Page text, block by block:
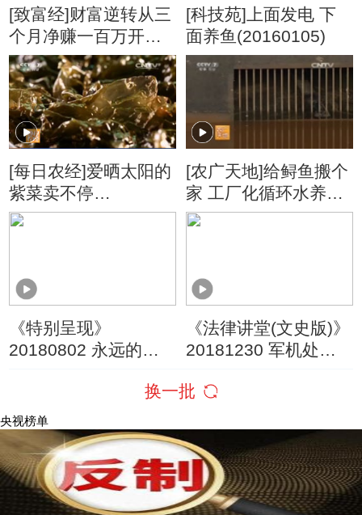
[致富经]财富逆转从三
个月净赚一百万开始
20161123
[科技苑]上面发电 下
面养鱼(20160105)
[每日农经]爱晒太阳的
紫菜卖不停
(20160226)
[农广天地]给鲟鱼搬个
家 工厂化循环水养鲟
鱼(20160108)
《特别呈现》
20180802 永远的军
《法律讲堂(文史版)》
20181230 军机处重
泄密案
换一批
央视榜单